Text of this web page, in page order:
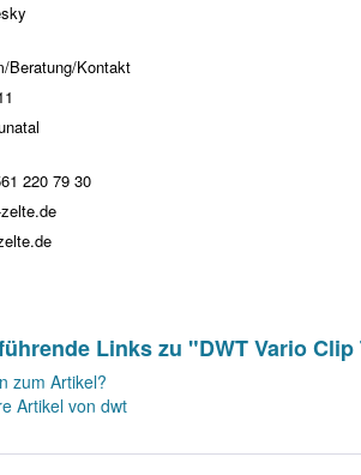
Beratung/Kontakt
220 79 30
Links zu "DWT Vario Clip
zum Artikel?
Artikel von dwt